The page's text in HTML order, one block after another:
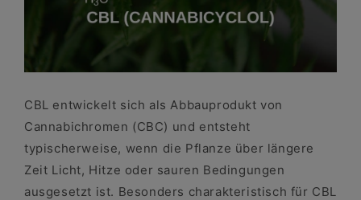
CBL entwickelt sich als Abbauprodukt von
Cannabichromen (CBC) und entsteht
typischerweise, wenn die Pflanze über längere
Zeit Licht, Hitze oder sauren Bedingungen
ausgesetzt ist. Besonders charakteristisch für CBL